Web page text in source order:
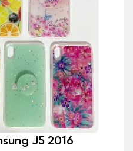
J5 2016